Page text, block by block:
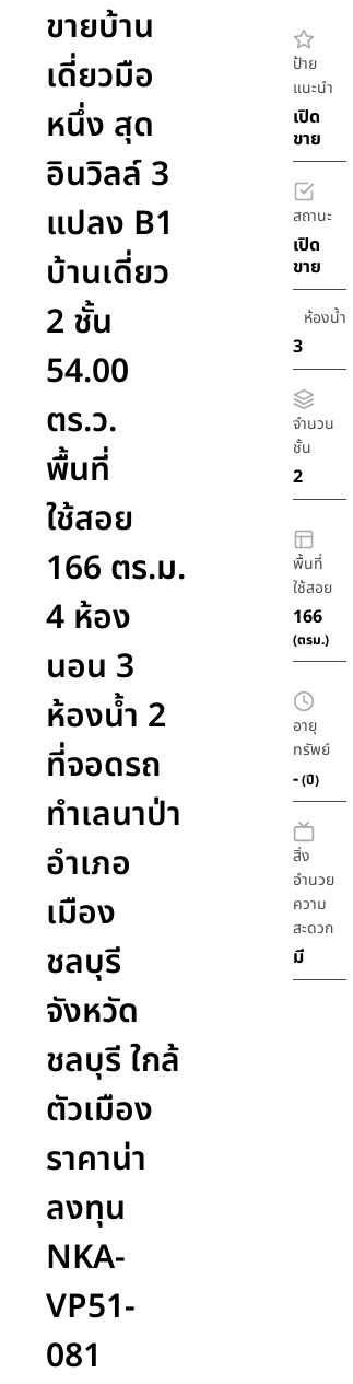
ขายบ้าน
เดี่ยวมือ
หนึ่ง สุด
อินวิลล์ 3
แปลง B1
บ้านเดี่ยว
2 ชั้น
54.00
ตร.ว.
พื้นที่
ใช้สอย
166 ตร.ม.
4 ห้อง
นอน 3
ห้องน้ำ 2
ที่จอดรถ
ทำเลนาป่า
อำเภอ
เมือง
ชลบุรี
จังหวัด
ชลบุรี ใกล้
ตัวเมือง
ราคาน่า
ลงทุน
NKA-
VP51-
081
ป้าย
แนะนำ
เปิด
ขาย
สถานะ
เปิด
ขาย
ห้องน้ำ
3
จำนวน
ชั้น
2
พื้นที่
ใช้สอย
166
(ตรม.)
อายุ
ทรัพย์
-(ปี)
สิ่ง
อำนวย
ความ
สะดวก
มี